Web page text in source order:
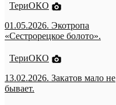
ТериОКО
01.05.2026. Экотропа
«Сестрорецкое болото».
ТериОКО
13.02.2026. Закатов мало не
бывает.